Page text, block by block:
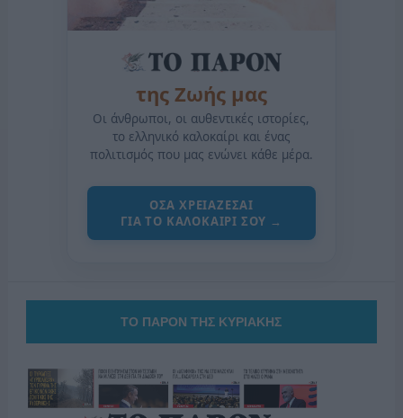
της Ζωής μας
Οι άνθρωποι, οι αυθεντικές ιστορίες,
το ελληνικό καλοκαίρι και ένας
πολιτισμός που μας ενώνει κάθε μέρα.
ΟΣΑ ΧΡΕΙΑΖΕΣΑΙ
ΓΙΑ ΤΟ ΚΑΛΟΚΑΙΡΙ ΣΟΥ →
ΤΟ ΠΑΡΟΝ ΤΗΣ ΚΥΡΙΑΚΗΣ